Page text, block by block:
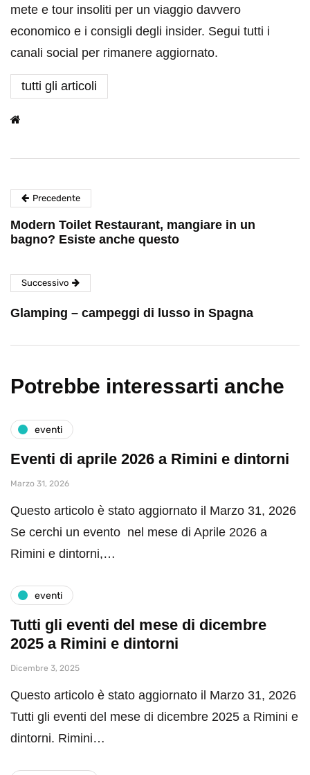
mete e tour insoliti per un viaggio davvero
economico e i consigli degli insider. Segui tutti i
canali social per rimanere aggiornato.
tutti gli articoli
Precedente
Modern Toilet Restaurant, mangiare in un
bagno? Esiste anche questo
Successivo
Glamping – campeggi di lusso in Spagna
Potrebbe interessarti anche
eventi
Eventi di aprile 2026 a Rimini e dintorni
Marzo 31, 2026
Questo articolo è stato aggiornato il Marzo 31, 2026
Se cerchi un evento nel mese di Aprile 2026 a
Rimini e dintorni,…
eventi
Tutti gli eventi del mese di dicembre
2025 a Rimini e dintorni
Dicembre 3, 2025
Questo articolo è stato aggiornato il Marzo 31, 2026
Tutti gli eventi del mese di dicembre 2025 a Rimini e
dintorni. Rimini…